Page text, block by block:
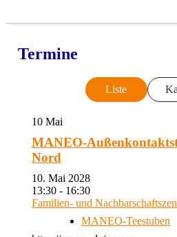
Termine
Liste
10 Mai
MANEO-
Nord
10. Mai 2028
13:30 - 16:30
Familien- und
MANEO-Teestuben